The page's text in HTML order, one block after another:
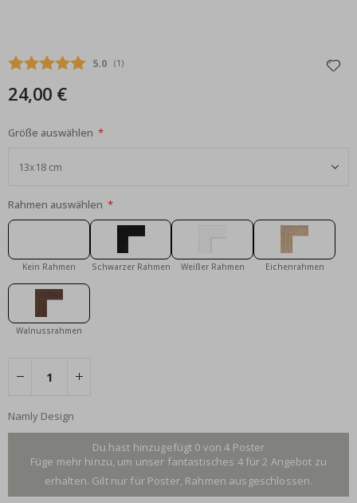
Durchschnittliche Bewertung:
5.0 (abgegebene bewertungen:
1 )
24,00 €
Größe auswählen
Rahmen auswählen
Kein Rahmen Schwarzer Rahmen Weißer Rahmen Eichenrahmen
Walnussrahmen
Namly Design
Du hast hinzugefügt 0 von 4 Poster
Füge mehr hinzu, um unser fantastisches 4 für 2 Angebot zu
erhalten. Gilt nur für Poster, Rahmen ausgeschlossen.